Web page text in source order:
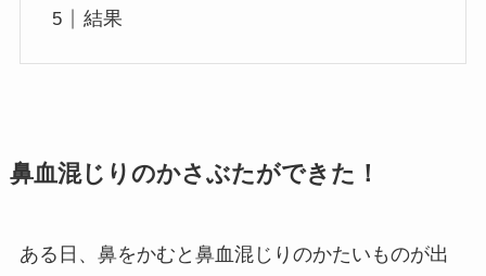
結果
鼻血混じりのかさぶたができた！
ある日、鼻をかむと鼻血混じりのかたいものが出